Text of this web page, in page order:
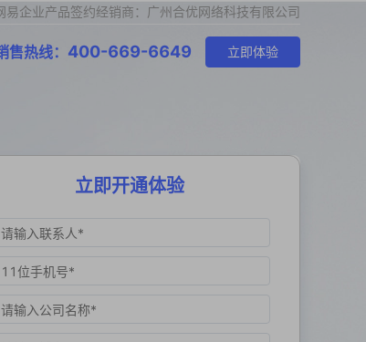
易企业产品签约经销商：广州合优网络科技有限公司
售热线： 400-669-6649 立即体验
立即开通体验